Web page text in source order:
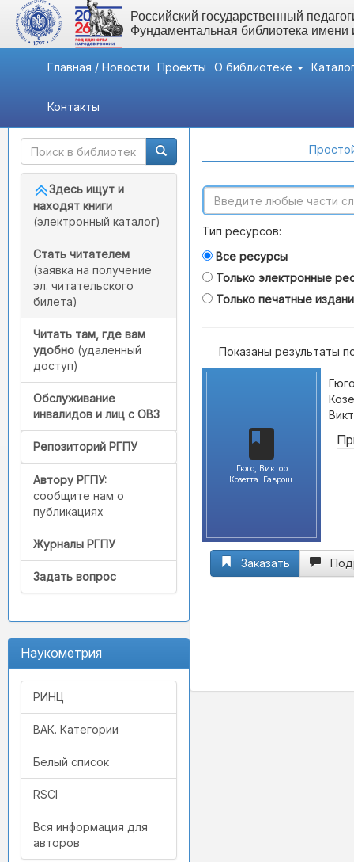
Российский государственный
Фундаментальная библиотека
Главная / Новости Проекты О библиотеке
Контакты
Быстрый доступ
Здесь ищут и
находят книги
(электронный каталог)
Стать читателем
(заявка на получение
эл. читательского
билета)
Читать там, где вам
удобно (удаленный
доступ)
Обслуживание
инвалидов и лиц с ОВЗ
Репозиторий РГПУ
Автору РГПУ:
сообщите нам о
публикациях
Журналы РГПУ
Задать вопрос
Наукометрия
РИНЦ
ВАК. Категории
Белый список
RSCI
Вся информация для
авторов
Тип ресурсов:
Все ресурсы
Только электронные
Только печатные
Показаны результаты
Гюго, Виктор
Козетта. Гаврош.
Заказать